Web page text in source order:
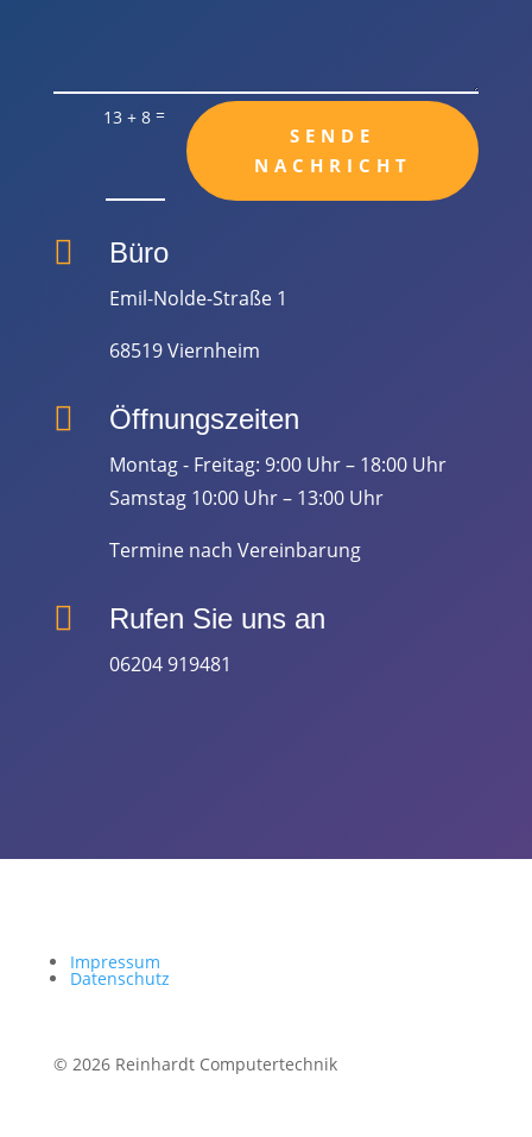
13 + 8 =
SENDE
NACHRICHT
 Büro
Emil-Nolde-Straße 1
68519 Viernheim
 Öffnungszeiten
Montag - Freitag: 9:00 Uhr – 18:00 Uhr
Samstag 10:00 Uhr – 13:00 Uhr
Termine nach Vereinbarung
 Rufen Sie uns an
06204 919481
Impressum
Datenschutz
© 2026 Reinhardt Computertechnik